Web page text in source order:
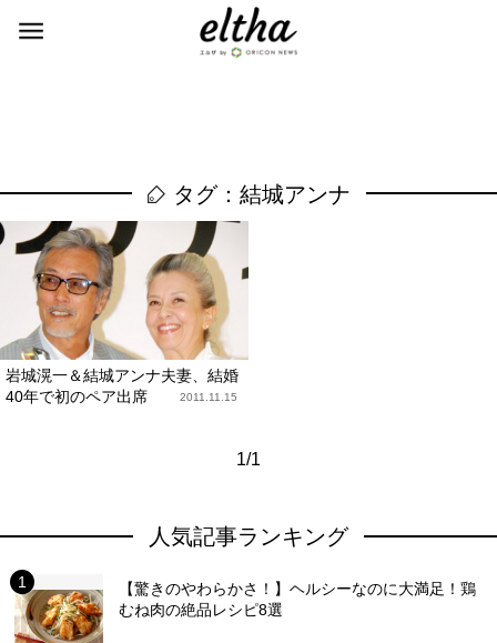
タグ：結城アンナ
岩城滉一＆結城アンナ夫妻、結婚
40年で初のペア出席
2011.11.15
1/1
人気記事ランキング
【驚きのやわらかさ！】ヘルシーなのに大満足！鶏
むね肉の絶品レシピ8選